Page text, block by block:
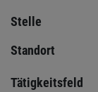
Stelle
Standort
Tätigkeitsfeld